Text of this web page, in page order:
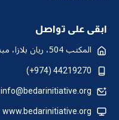
ابقى على تواصل
المكتب 504، ريان بلازا، مبنى 167، المنطقة 38، الدوحة، قطر
44219270 (974+)
info@bedarinitiative.org
www.bedarinitiative.org